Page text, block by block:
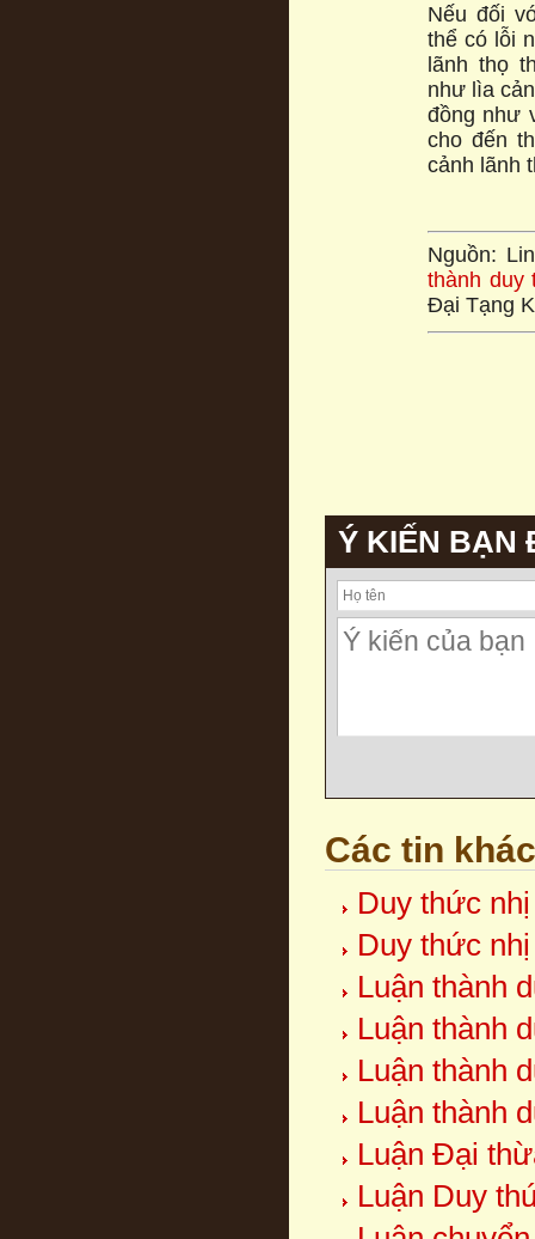
Nếu đối
thể có lỗi
lãnh thọ
như lìa
đồng như
cho đến
cảnh lãnh
Nguồn:
thành duy
Đại Tạng
Ý KIẾN BẠN
Các tin khác
Duy thức
Duy thức
Luận thành
Luận thành
Luận thành
Luận thành
Luận Đại
Luận Duy